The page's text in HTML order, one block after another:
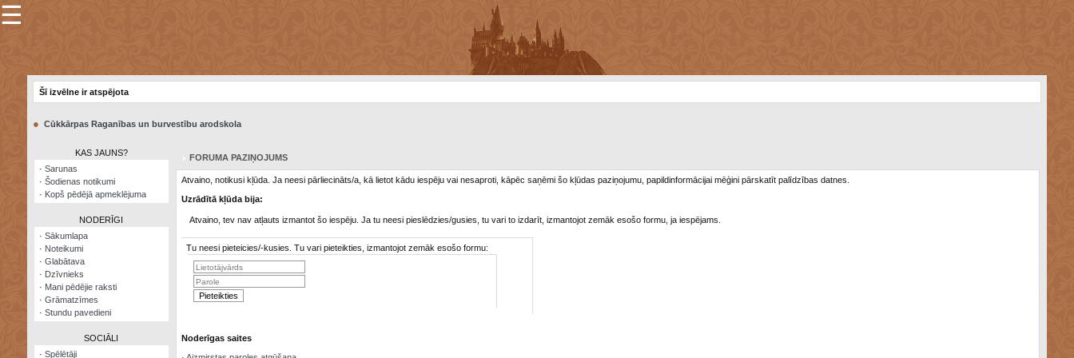
×
Šodienas
Visatcera
almanahs
☰
Šī izvēlne ir atspējota
● Cūkkārpas Raganības un burvestību arodskola
KAS JAUNS?
· Sarunas
· Šodienas notikumi
· Kopš pēdējā apmeklējuma
NODERĪGI
· Sākumlapa
· Noteikumi
· Glabātava
· Dzīvnieks
· Mani pēdējie raksti
· Grāmatzīmes
· Stundu pavedieni
SOCIĀLI
· Spēlētāji
FORUMA PAZIŅOJUMS
Atvaino, notikusi kļūda. Ja neesi pārliecināts/a, kā lietot kādu iespēju vai nesaproti, kāpēc saņēmi šo kļūdas paziņojumu, papildinformācijai mēģini pārskatīt palīdzības datnes.
Uzrādītā kļūda bija:
Atvaino, tev nav atļauts izmantot šo iespēju. Ja tu neesi pieslēdzies/gusies, tu vari to izdarīt, izmantojot zemāk esošo formu, ja iespējams.
Tu neesi pieteicies/-kusies. Tu vari pieteikties, izmantojot zemāk esošo formu:
Noderīgas saites